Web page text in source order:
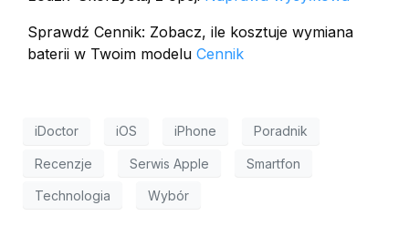
Sprawdź Cennik: Zobacz, ile kosztuje wymiana
baterii w Twoim modelu Cennik
iDoctor iOS iPhone Poradnik
Recenzje Serwis Apple Smartfon
Technologia Wybór